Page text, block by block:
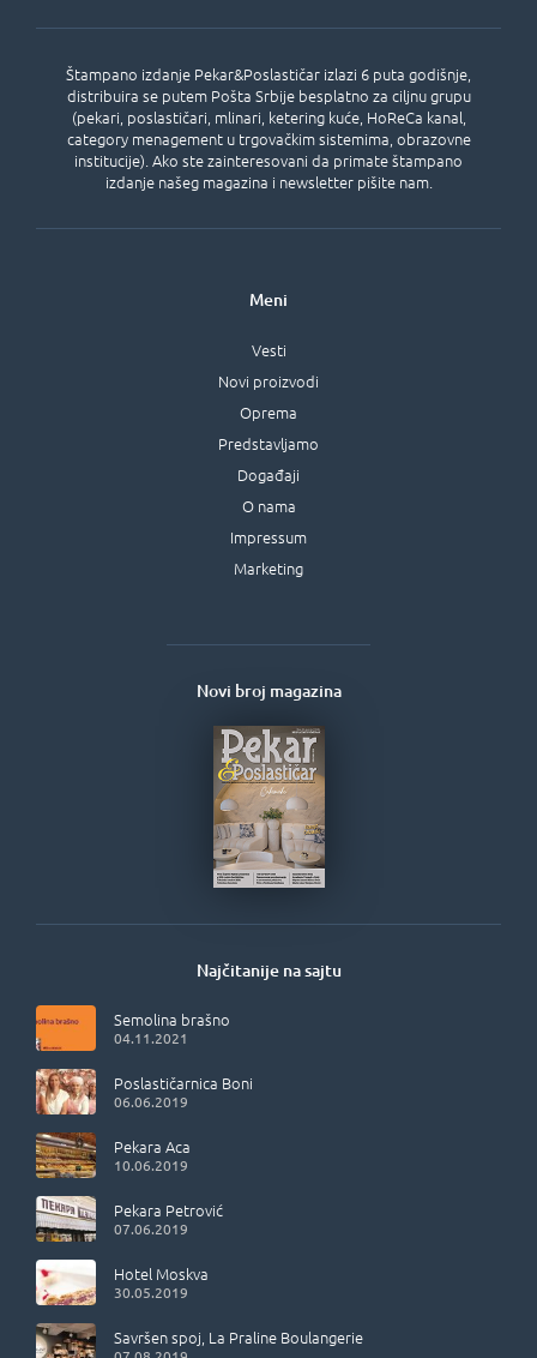
Štampano izdanje Pekar&Poslastičar izlazi 6 puta godišnje,
distribuira se putem Pošta Srbije besplatno za ciljnu grupu
(pekari, poslastičari, mlinari, ketering kuće, HoReCa kanal,
category menagement u trgovačkim sistemima, obrazovne
institucije). Ako ste zainteresovani da primate štampano
izdanje našeg magazina i newsletter pišite nam.
Meni
Vesti
Novi proizvodi
Oprema
Predstavljamo
Događaji
O nama
Impressum
Marketing
Najčitanije na sajtu
Semolina brašno
04.11.2021
Poslastičarnica Boni
06.06.2019
Pekara Aca
10.06.2019
Pekara Petrović
07.06.2019
Hotel Moskva
30.05.2019
Savršen spoj, La Praline Boulangerie
Novi broj magazina